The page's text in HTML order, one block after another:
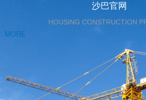
沙巴官网
HOUSING CONSTRUCTION
MORE